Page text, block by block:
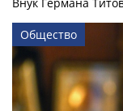
Общество